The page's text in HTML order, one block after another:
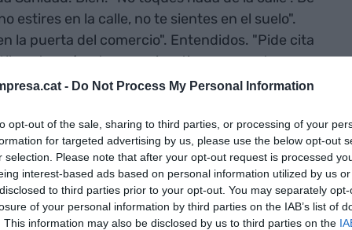
- Do Not Process My Personal Information
opt-out of the sale, sharing to third parties, or processing of your
for targeted advertising by us, please use the below opt-out
selection. Please note that after your opt-out request is processed
interest-based ads based on personal information utilized by us
to third parties prior to your opt-out. You may separately
of your personal information by third parties on the IAB’s list of
This information may also be disclosed by us to third parties on the
estires en la calle, no te sientes en el suelo".
la puerta del comercio". Entendidos. "Pide cita
lleva termómetro, por si no tienen, guantes y
Ahora viene la buena, porque si vas con tus
(ironía, por favor) de 12 a 19 horas,
al mismo tiempo que les gritas –¡literal!- que
por la calle no se toca nada, ni se habla cerca
mi hija.
sí que noto lo que estamos destruyendo. Y